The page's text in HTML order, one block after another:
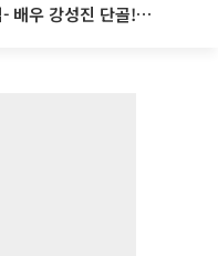
'2TV 생생정보' 오늘방송맛집- 배우 강성진 단골! 쌀국수ㆍ푸팟퐁 커리 맛집 '블○○○'